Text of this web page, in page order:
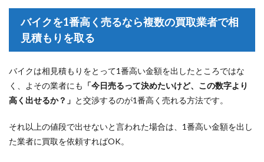
バイクを1番高く売るなら複数の買取業者で相
見積もりを取る
バイクは相見積もりをとって1番高い金額を出したところではな
く、よその業者にも 「今日売るって決めたいけど、この数字より
高く出せるか？」 と交渉するのが1番高く売れる方法です。
それ以上の値段で出せないと言われた場合は、1番高い金額を出し
た業者に買取を依頼すればOK。